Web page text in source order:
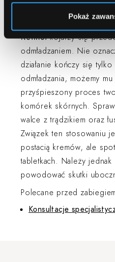
Pokaż
Retinol - zabiegi
Retinolkojarzy się
odmładzaniem. Nie
działanie kończy się
odmładzania, możemy
przyśpieszony proces
komórek skórnych.
walce z trądzikiem oraz
Związek ten stosowaniu
postacią kremów, ale
tabletkach. Należy
powodować skutki
Polecane przed
Konsultacje